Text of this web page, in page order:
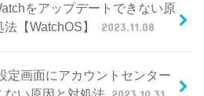
をアップデートできない原
法【WatchOS】
2023.11.08
定画面にアカウントセンター